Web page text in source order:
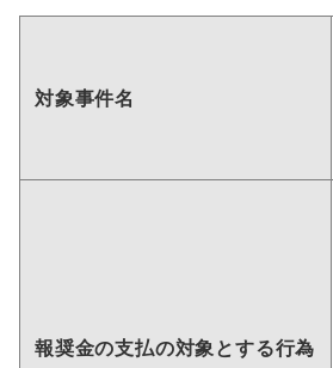
対象事件名
報奨金の支払の対象とする行為